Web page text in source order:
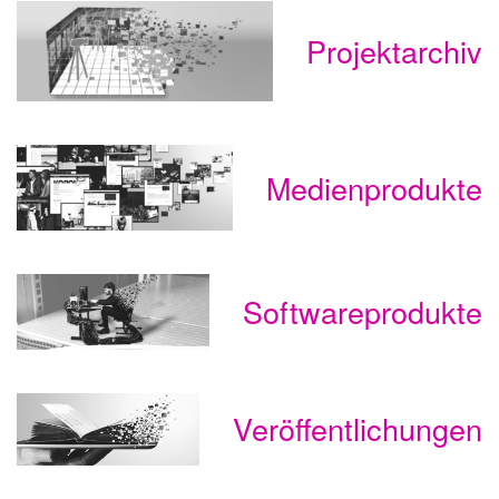
Projektarchiv
Medienprodukte
Softwareprodukte
Veröffentlichungen